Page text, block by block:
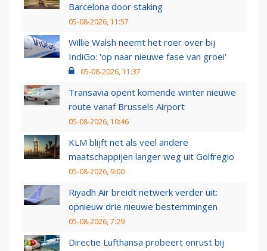
Barcelona door staking
05-08-2026, 11:57
Willie Walsh neemt het roer over bij
IndiGo: 'op naar nieuwe fase van groei'
05-08-2026, 11:37
Transavia opent komende winter nieuwe
route vanaf Brussels Airport
05-08-2026, 10:46
KLM blijft net als veel andere
maatschappijen langer weg uit Golfregio
05-08-2026, 9:00
Riyadh Air breidt netwerk verder uit:
opnieuw drie nieuwe bestemmingen
05-08-2026, 7:29
Directie Lufthansa probeert onrust bij